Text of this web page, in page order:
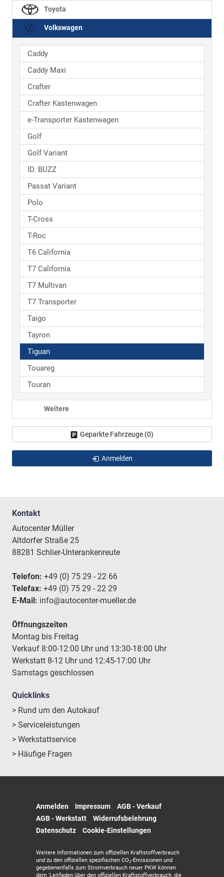
Toyota
Volkswagen
Caddy
Caddy Maxi
Crafter
Crafter Kastenwagen
e-Transporter Kastenwagen
Golf
Golf Variant
ID. BUZZ
Passat Variant
Polo
T-Cross
T-Roc
T6 California
T7 California
T7 Multivan
T7 Transporter
Taigo
Tayron
Tiguan
Touareg
Touran
Weitere
Geparkte Fahrzeuge (0)
Anmelden
Kontakt
Autocenter Müller
Altdorfer Straße 25
88281 Schlier-Unterankenreute
Telefon: +49 (0) 75 29 - 22 66
Telefax: +49 (0) 75 29 - 22 29
E-Mail: info@autocenter-mueller.de
Öffnungszeiten
Montag bis Freitag
Verkauf 8:00-12:00 Uhr und 13:30-18:00 Uhr
Werkstatt 8-12 Uhr und 12:45-17:00 Uhr
Samstags geschlossen
Quicklinks
> Rund um den Autokauf
> Serviceleistungen
> Werkstattservice
> Häufige Fragen
Anmelden Impressum
AGB - Verkauf
AGB - Werkstatt
Widerrufsbelehrung
Datenschutz
Cookie-Einstellungen
Weitere Informationen zum offiziellen Kraftstoffverbrauch
und zu den offiziellen spezifischen CO2-Emissionen und
gegebenenfalls zum Stromverbrauch neuer PKW können
dem 'Leitfaden über den offiziellen Kraftstoffverbrauch, die